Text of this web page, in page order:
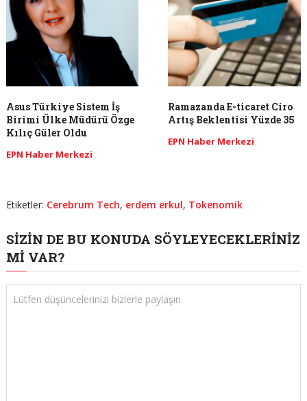
Asus Türkiye Sistem İş
Birimi Ülke Müdürü Özge
Kılıç Güler Oldu
EPN Haber Merkezi
Ramazanda E-ticaret Ciro
Artış Beklentisi Yüzde 35
EPN Haber Merkezi
Etiketler: Cerebrum Tech, erdem erkul, Tokenomik
SIZIN DE BU KONUDA SÖYLEYECEKLERINIZ
MI VAR?